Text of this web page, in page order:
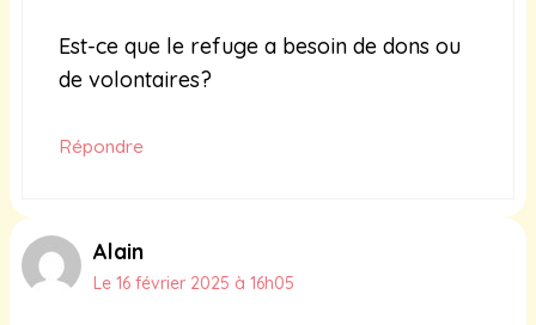
Est-ce que le refuge a besoin de dons ou
de volontaires?
Répondre
Alain
Le 16 février 2025 à 16h05